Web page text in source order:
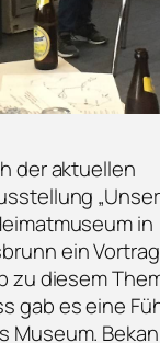
der aktuellen
in
ein
zu diesem
gab es eine
Museum.